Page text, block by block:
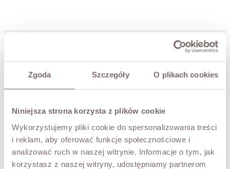
Zgoda Szczegóły O plikach cookies
Niniejsza strona korzysta z plików cookie
Wykorzystujemy pliki cookie do spersonalizowania treści
i reklam, aby oferować funkcje społecznościowe i
analizować ruch w naszej witrynie. Informacje o tym, jak
korzystasz z naszej witryny, udostępniamy partnerom
URSULA EMBROIDERED SHIRT ECRU
PLN439.00
Ecru